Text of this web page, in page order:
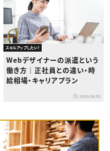
スキルアップしたい！
Webデザイナーの派遣という
働き方｜正社員との違い・時
給相場・キャリアプラン
2026.08.05